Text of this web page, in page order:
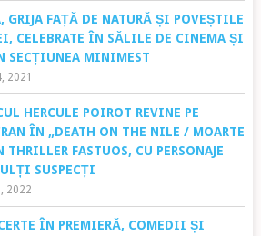
GRIJA FAȚĂ DE NATURĂ ȘI POVEȘTILE
CELEBRATE ÎN SĂLILE DE CINEMA ȘI
SECȚIUNEA MINIMEST
2021
HERCULE POIROT REVINE PE
ÎN „DEATH ON THE NILE / MOARTE
THRILLER FASTUOS, CU PERSONAJE
SUSPECȚI
2022
ÎN PREMIERĂ, COMEDII ȘI